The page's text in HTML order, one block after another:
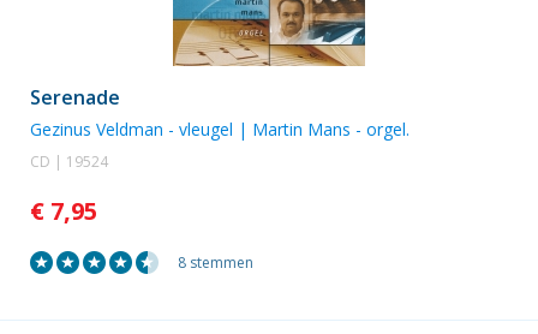
Serenade
Gezinus Veldman - vleugel | Martin Mans - orgel.
CD | 19524
€ 7,95
8 stemmen